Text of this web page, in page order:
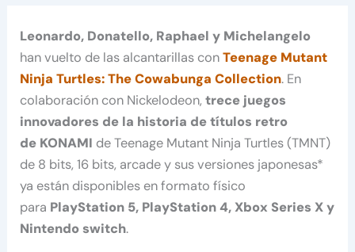
Leonardo, Donatello, Raphael y Michelangelo
han vuelto de las alcantarillas con Teenage Mutant
Ninja Turtles: The Cowabunga Collection. En
colaboración con Nickelodeon,trece juegos
innovadores de la historia de títulos retro
de KONAMI de Teenage Mutant Ninja Turtles (TMNT)
de 8 bits, 16 bits, arcade y sus versiones japonesas*
ya están disponibles en formato físico
para PlayStation 5, PlayStation 4, Xbox Series X y
Nintendo switch.